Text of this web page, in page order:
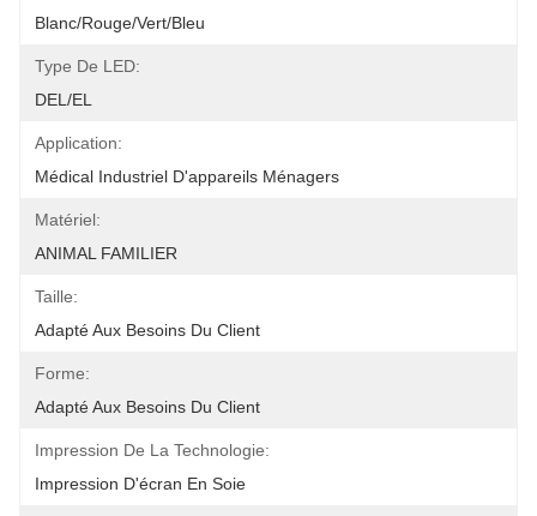
Blanc/rouge/vert/bleu
Type De LED:
DEL/EL
Application:
Médical Industriel D'appareils Ménagers
Matériel:
ANIMAL FAMILIER
Taille:
Adapté Aux Besoins Du Client
Forme:
Adapté Aux Besoins Du Client
Impression De La Technologie:
Impression D'écran En Soie